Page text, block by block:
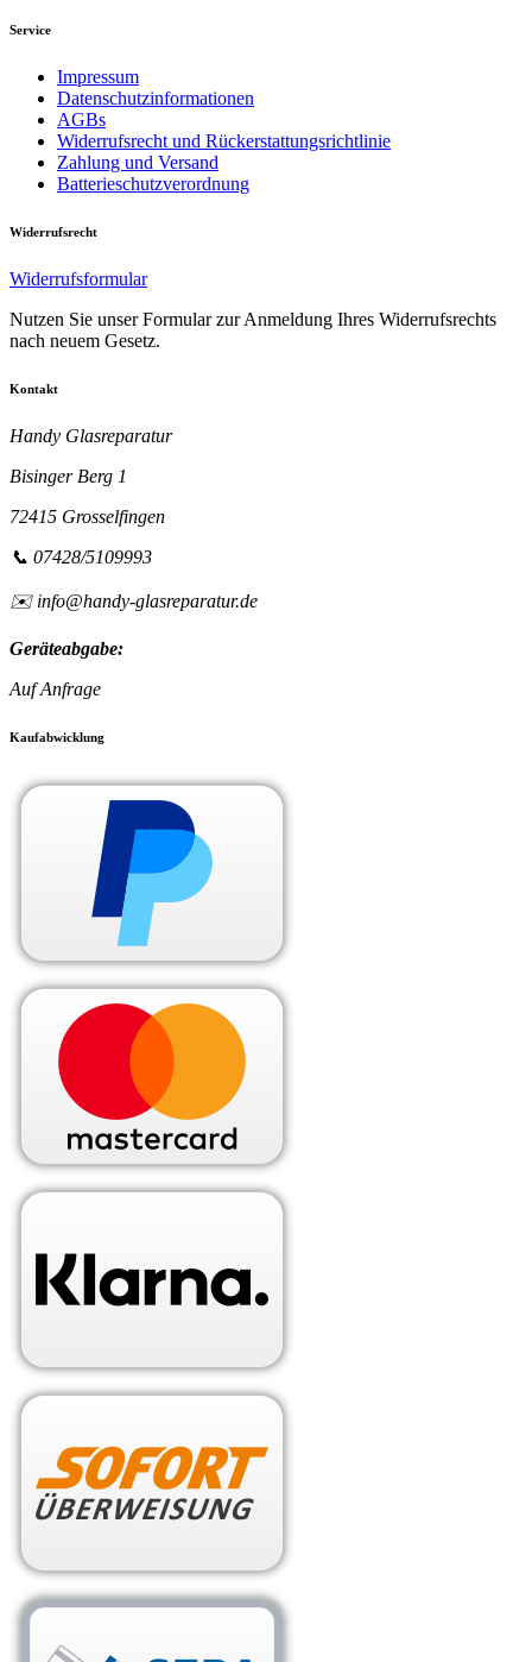
Service
Impressum
Datenschutzinformationen
AGBs
Widerrufsrecht und Rückerstattungsrichtlinie
Zahlung und Versand
Batterieschutzverordnung
Widerrufsrecht
Widerrufsformular
Nutzen Sie unser Formular zur Anmeldung Ihres Widerrufsrechts
nach neuem Gesetz.
Kontakt
Handy Glasreparatur
Bisinger Berg 1
72415 Grosselfingen
📞 07428/5109993
✉️ info@handy-glasreparatur.de
Geräteabgabe:
Auf Anfrage
Kaufabwicklung